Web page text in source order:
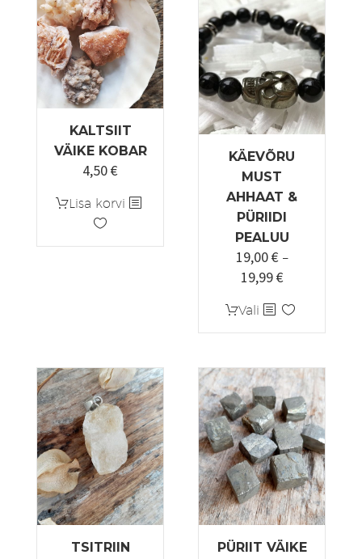
KALTSIIT
VÄIKE KOBAR
4,50€
Lisa korvi
KÄEVÕRU
MUST
AHHAAT &
PÜRIIDI
PEALUU
19,00€ –
19,99€
kuni
19,99 €
Vali Sellel
tootel
mitu
varianti.
Valikuid
saab
teha
tootelehel.
TSITRIIN
PÜRIIT VÄIKE